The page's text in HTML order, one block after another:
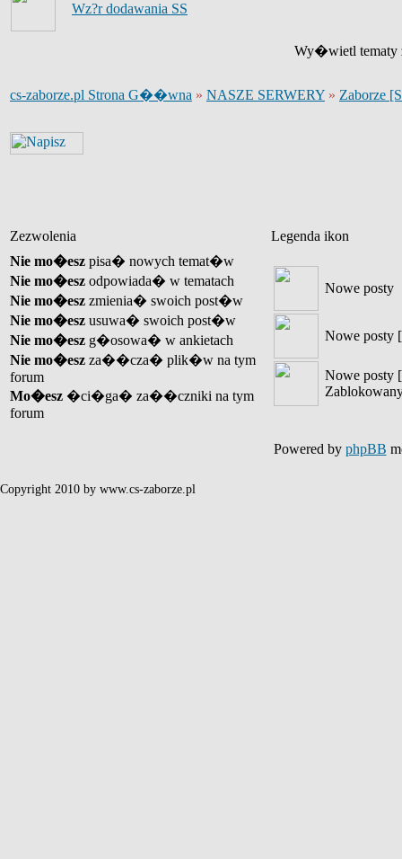
Wz?r dodawania SS
Wy�wietl tematy
cs-zaborze.pl Strona G��wna » NASZE SERWERY » Zaborze
Zezwolenia
Legenda ikon
Nie mo�esz pisa� nowych temat�w
Nie mo�esz odpowiada� w tematach
Nie mo�esz zmienia� swoich post�w
Nie mo�esz usuwa� swoich post�w
Nie mo�esz g�osowa� w ankietach
Nie mo�esz za��cza� plik�w na tym
forum
Mo�esz �ci�ga� za��czniki na tym
forum
Nowe posty
Nowe posty
Nowe posty [
Powered by phpBB
Copyright 2010 by www.cs-zaborze.pl